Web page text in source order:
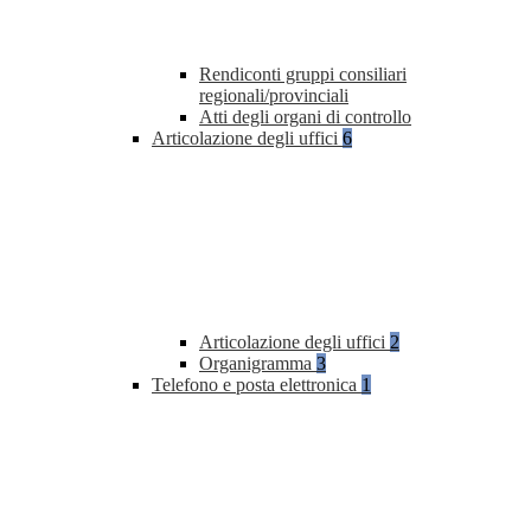
Rendiconti gruppi consiliari
regionali/provinciali
Atti degli organi di controllo
Articolazione degli uffici 6
Articolazione degli uffici 2
Organigramma 3
Telefono e posta elettronica 1